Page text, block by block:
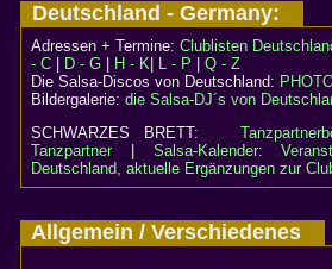
Deutschland - Germany:
Adressen + Termine: Clublisten
- C
D - G H - K L - P
Q - Z
Die Salsa-Discos von Deutschland:
Bildergalerie: die Salsa-DJ´s von
SCHWARZES BRETT:
Tanzpartner| Salsa-Kalender:
Deutschland, aktuelle Ergänzungen zur
Allgemein / Verschiedenes